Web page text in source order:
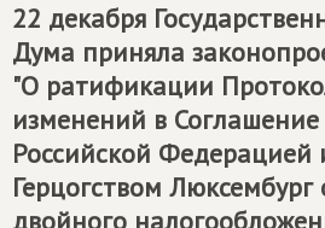
22 декабря
Дума приняла
"О ратификации
изменений в
Российской Федерацией
Герцогством
двойного